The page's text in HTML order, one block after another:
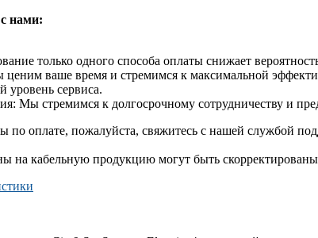
нами:
только одного способа оплаты снижает
ваше время и стремимся к максимальной
уровень сервиса.
Мы стремимся к долгосрочному сотрудничеству и
по оплате, пожалуйста, свяжитесь с нашей службой
на кабельную продукцию могут быть